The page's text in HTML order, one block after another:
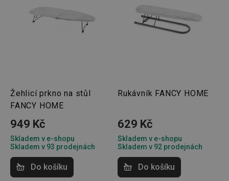
Žehlicí prkno na stůl
FANCY HOME
949 Kč
Skladem v e-shopu
Skladem v 93 prodejnách
Do košíku
Rukávník FANCY HOME
629 Kč
Skladem v e-shopu
Skladem v 92 prodejnách
Do košíku